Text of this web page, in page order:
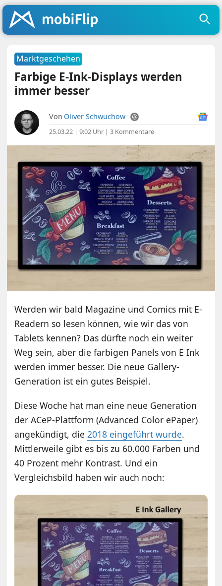
Marktgeschehen
Farbige E-Ink-Displays werden
immer besser
Von Oliver Schwuchow
25.03.22 | 9:02 Uhr |3 Kommentare
Werden wir bald Magazine und Comics mit E-
Readern so lesen können, wie wir das von
Tablets kennen? Das dürfte noch ein weiter
Weg sein, aber die farbigen Panels von E Ink
werden immer besser. Die neue Gallery-
Generation ist ein gutes Beispiel.
Diese Woche hat man eine neue Generation
der ACeP-Plattform (Advanced Color ePaper)
angekündigt, die 2018 eingeführt wurde.
Mittlerweile gibt es bis zu 60.000 Farben und
40 Prozent mehr Kontrast. Und ein
Vergleichsbild haben wir auch noch: